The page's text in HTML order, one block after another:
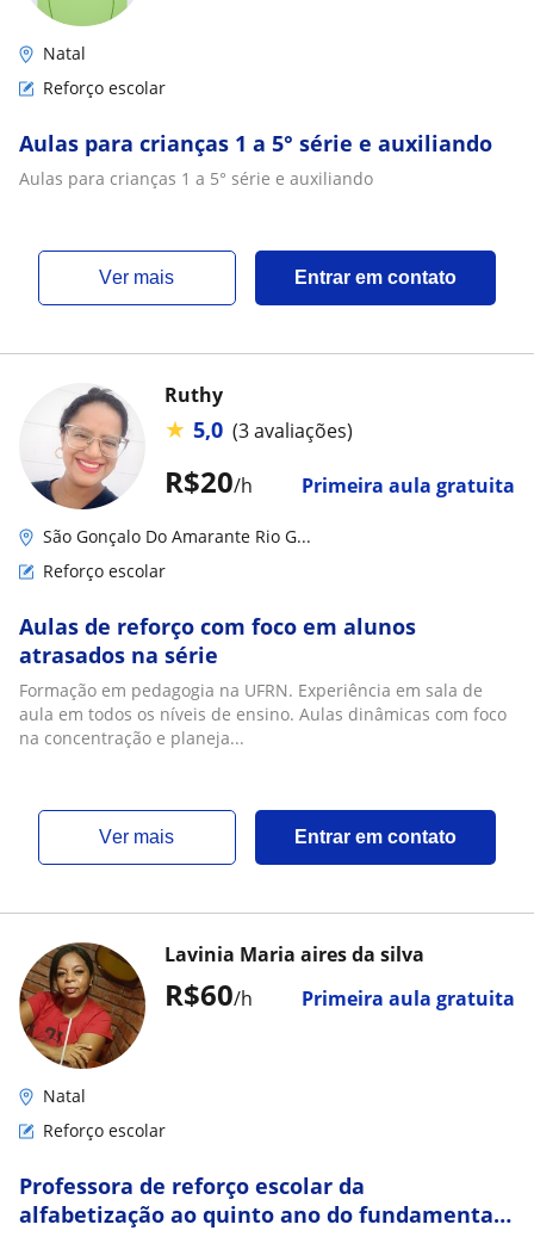
Natal
Reforço escolar
Aulas para crianças 1 a 5° série e auxiliando
Aulas para crianças 1 a 5° série e auxiliando
ver mais Entrar em contato
R$20/h Primeira aula gratuita
Ruthy
★ 5,0 (3 avaliações)
São Gonçalo Do Amarante Rio G...
Reforço escolar
Aulas de reforço com foco em alunos
atrasados na série
Formação em pedagogia na UFRN. Experiência em sala de
aula em todos os níveis de ensino. Aulas dinâmicas com foco
na concentração e planeja...
ver mais Entrar em contato
R$60/h Primeira aula gratuita
Lavinia Maria aires da silva
Natal
Reforço escolar
Professora de reforço escolar da
alfabetização ao quinto ano do fundamental